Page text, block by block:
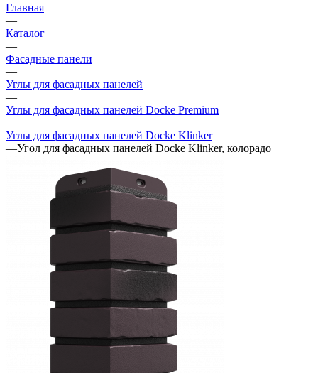
Главная
—
Каталог
—
Фасадные панели
—
Углы для фасадных панелей
—
Углы для фасадных панелей Docke Premium
—
Углы для фасадных панелей Docke Klinker
—Угол для фасадных панелей Docke Klinker, колорадо